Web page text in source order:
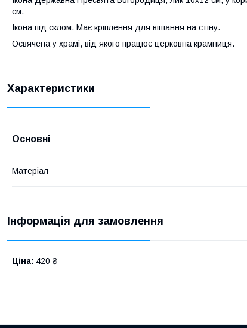
см.
Ікона під склом. Має кріплення для вішання на стіну.
Освячена у храмі, від якого працює церковна крамниця.
Характеристики
Основні
Матеріал
Інформація для замовлення
Ціна: 420 ₴